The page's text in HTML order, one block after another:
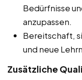
Bedürfnisse
anzupassen.
Bereitschaft,
und neue
Zusätzliche